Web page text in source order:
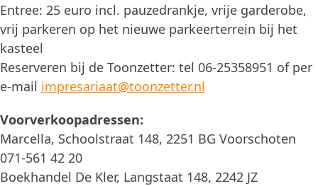
Entree: 25 euro incl. pauzedrankje, vrije garderobe,
vrij parkeren op het nieuwe parkeerterrein bij het
kasteel
Reserveren bij de Toonzetter: tel 06-25358951 of per
e-mail impresariaat@toonzetter.nl
Voorverkoopadressen:
Marcella, Schoolstraat 148, 2251 BG Voorschoten
071-561 42 20
Boekhandel De Kler, Langstaat 148, 2242 JZ